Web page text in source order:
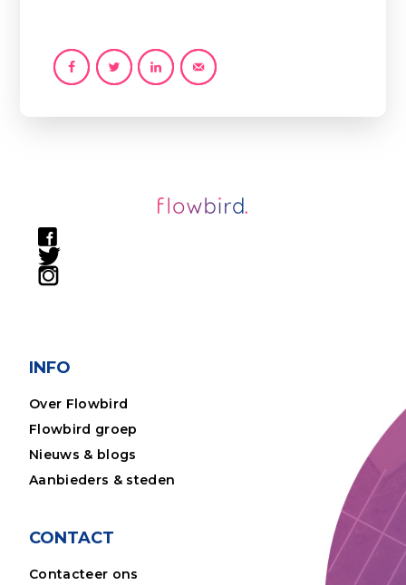
INFO
Over Flowbird
Flowbird groep
Nieuws & blogs
Aanbieders & steden
CONTACT
Contacteer ons